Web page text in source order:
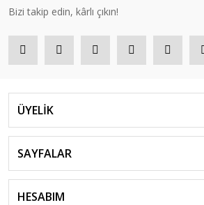
Bizi takip edin, kârlı çıkın!
ÜYELİK
SAYFALAR
HESABIM